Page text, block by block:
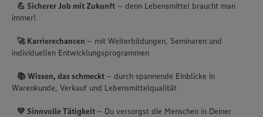
💪 Sicherer Job mit Zukunft – denn Lebensmittel braucht man
immer!
🚀 Karrierechancen – mit Weiterbildungen, Seminaren und
individuellen Entwicklungsprogrammen
📚 Wissen, das schmeckt – durch spannende Einblicke in
Warenkunde, Verkauf und Lebensmittelqualität
💚 Sinnvolle Tätigkeit – Du versorgst die Menschen in Deiner